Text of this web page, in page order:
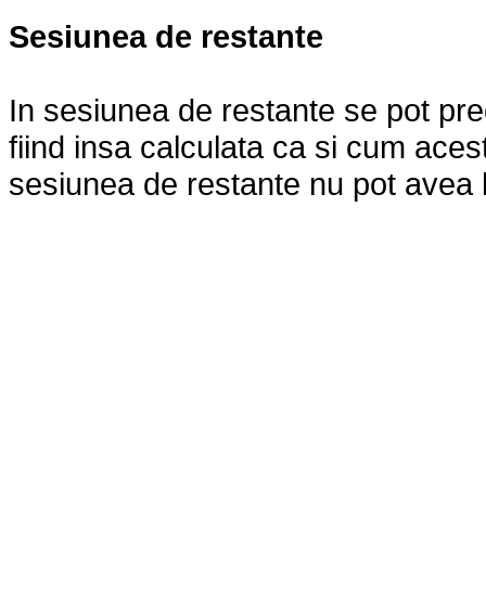
Sesiunea de restante
In sesiunea de restante se pot
fiind insa calculata ca si cum
sesiunea de restante nu pot